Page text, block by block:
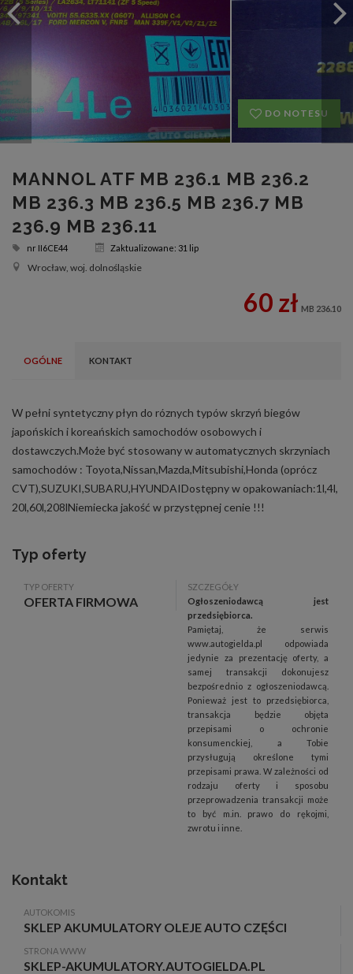
DO NOTESU
MANNOL ATF MB 236.1 MB 236.2
MB 236.3 MB 236.5 MB 236.7 MB
236.9 MB 236.11
nr II6CE44 Zaktualizowane: 31 lip
Wrocław, woj. dolnośląskie
60 zł MB 236.10
OGÓLNE KONTAKT
W pełni syntetyczny płyn do róznych typów skrzyń biegów
japońskich i koreańskich samochodów osobowych i
dostawczych.Może być stosowany w automatycznych skrzyniach
samochodów : Toyota,Nissan,Mazda,Mitsubishi,Honda (oprócz
CVT),SUZUKI,SUBARU,HYUNDAIDostępny w opakowaniach:1l,4l,
20l,60l,208lNiemiecka jakość w przystępnej cenie !!!
Typ oferty
TYP OFERTY
OFERTA FIRMOWA
SZCZEGÓŁY
Ogłoszeniodawcą jest
przedsiębiorca.
Pamiętaj, że serwis
www.autogielda.pl odpowiada
jedynie za prezentację oferty, a
samej transakcji dokonujesz
bezpośrednio z ogłoszeniodawcą.
Ponieważ jest to przedsiębiorca,
transakcja będzie objęta
przepisami o ochronie
konsumenckiej, a Tobie
przysługują określone tymi
przepisami prawa. W zależności od
rodzaju oferty i sposobu
przeprowadzenia transakcji może
to być m.in. prawo do rękojmi,
zwrotu i inne.
Kontakt
AUTOKOMIS
SKLEP AKUMULATORY OLEJE AUTO CZĘŚCI
STRONA WWW
SKLEP-AKUMULATORY.AUTOGIELDA.PL